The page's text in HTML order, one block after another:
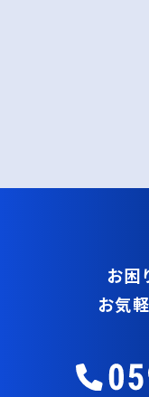
お困
お気